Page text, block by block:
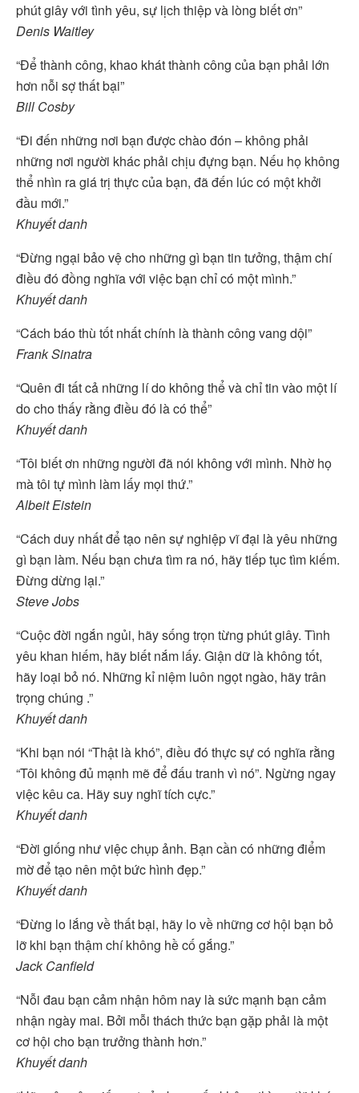
phút giây với tình yêu, sự lịch thiệp và lòng biết ơn”
Denis Waitley
“Để thành công, khao khát thành công của bạn phải lớn
hơn nỗi sợ thất bại”
Bill Cosby
“Đi đến những nơi bạn được chào đón – không phải
những nơi người khác phải chịu đựng bạn. Nếu họ không
thể nhìn ra giá trị thực của bạn, đã đến lúc có một khởi
đầu mới.”
Khuyết danh
“Đừng ngại bảo vệ cho những gì bạn tin tưởng, thậm chí
điều đó đồng nghĩa với việc bạn chỉ có một mình.”
Khuyết danh
“Cách báo thù tốt nhất chính là thành công vang dội”
Frank Sinatra
“Quên đi tất cả những lí do không thể và chỉ tin vào một lí
do cho thấy rằng điều đó là có thể”
Khuyết danh
“Tôi biết ơn những người đã nói không với mình. Nhờ họ
mà tôi tự mình làm lấy mọi thứ.”
Albeit Eistein
“Cách duy nhất để tạo nên sự nghiệp vĩ đại là yêu những
gì bạn làm. Nếu bạn chưa tìm ra nó, hãy tiếp tục tìm kiếm.
Đừng dừng lại.”
Steve Jobs
“Cuộc đời ngắn ngủi, hãy sống trọn từng phút giây. Tình
yêu khan hiếm, hãy biết nắm lấy. Giận dữ là không tốt,
hãy loại bỏ nó. Những kỉ niệm luôn ngọt ngào, hãy trân
trọng chúng .”
Khuyết danh
“Khi bạn nói “Thật là khó”, điều đó thực sự có nghĩa rằng
“Tôi không đủ mạnh mẽ để đấu tranh vì nó”. Ngừng ngay
việc kêu ca. Hãy suy nghĩ tích cực.”
Khuyết danh
“Đời giống như việc chụp ảnh. Bạn cần có những điểm
mờ để tạo nên một bức hình đẹp.”
Khuyết danh
“Đừng lo lắng về thất bại, hãy lo về những cơ hội bạn bỏ
lỡ khi bạn thậm chí không hề cố gắng.”
Jack Canfield
“Nỗi đau bạn cảm nhận hôm nay là sức mạnh bạn cảm
nhận ngày mai. Bởi mỗi thách thức bạn gặp phải là một
cơ hội cho bạn trưởng thành hơn.”
Khuyết danh